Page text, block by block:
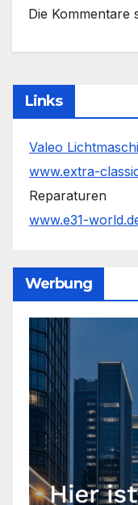
Die Kommentare
Links
Valeo
www.extra-
Reparaturen
www.e31-
Werbung